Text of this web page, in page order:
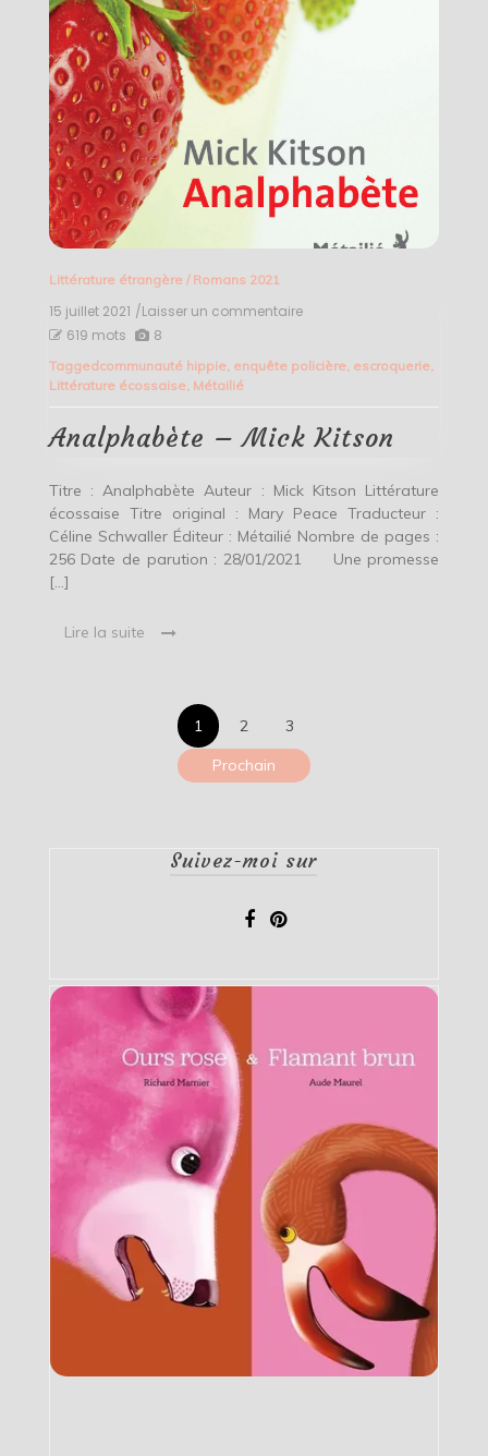
Littérature étrangère/ Romans 2021
15 juillet 2021 /Laisser un commentaireon
Mick
619 mots 8
Taggedcommunauté hippie, enquête policière, escroquerie,
Littérature écossaise, Métailié
Analphabète – Mick Kitson
Titre : Analphabète Auteur : Mick Kitson Littérature
écossaise Titre original : Mary Peace Traducteur :
Céline Schwaller Éditeur : Métailié Nombre de pages :
256 Date de parution : 28/01/2021 Une promesse
[…]
Lire la suite
Pagination
des
1 2
3
Prochain
Suivez-moi sur